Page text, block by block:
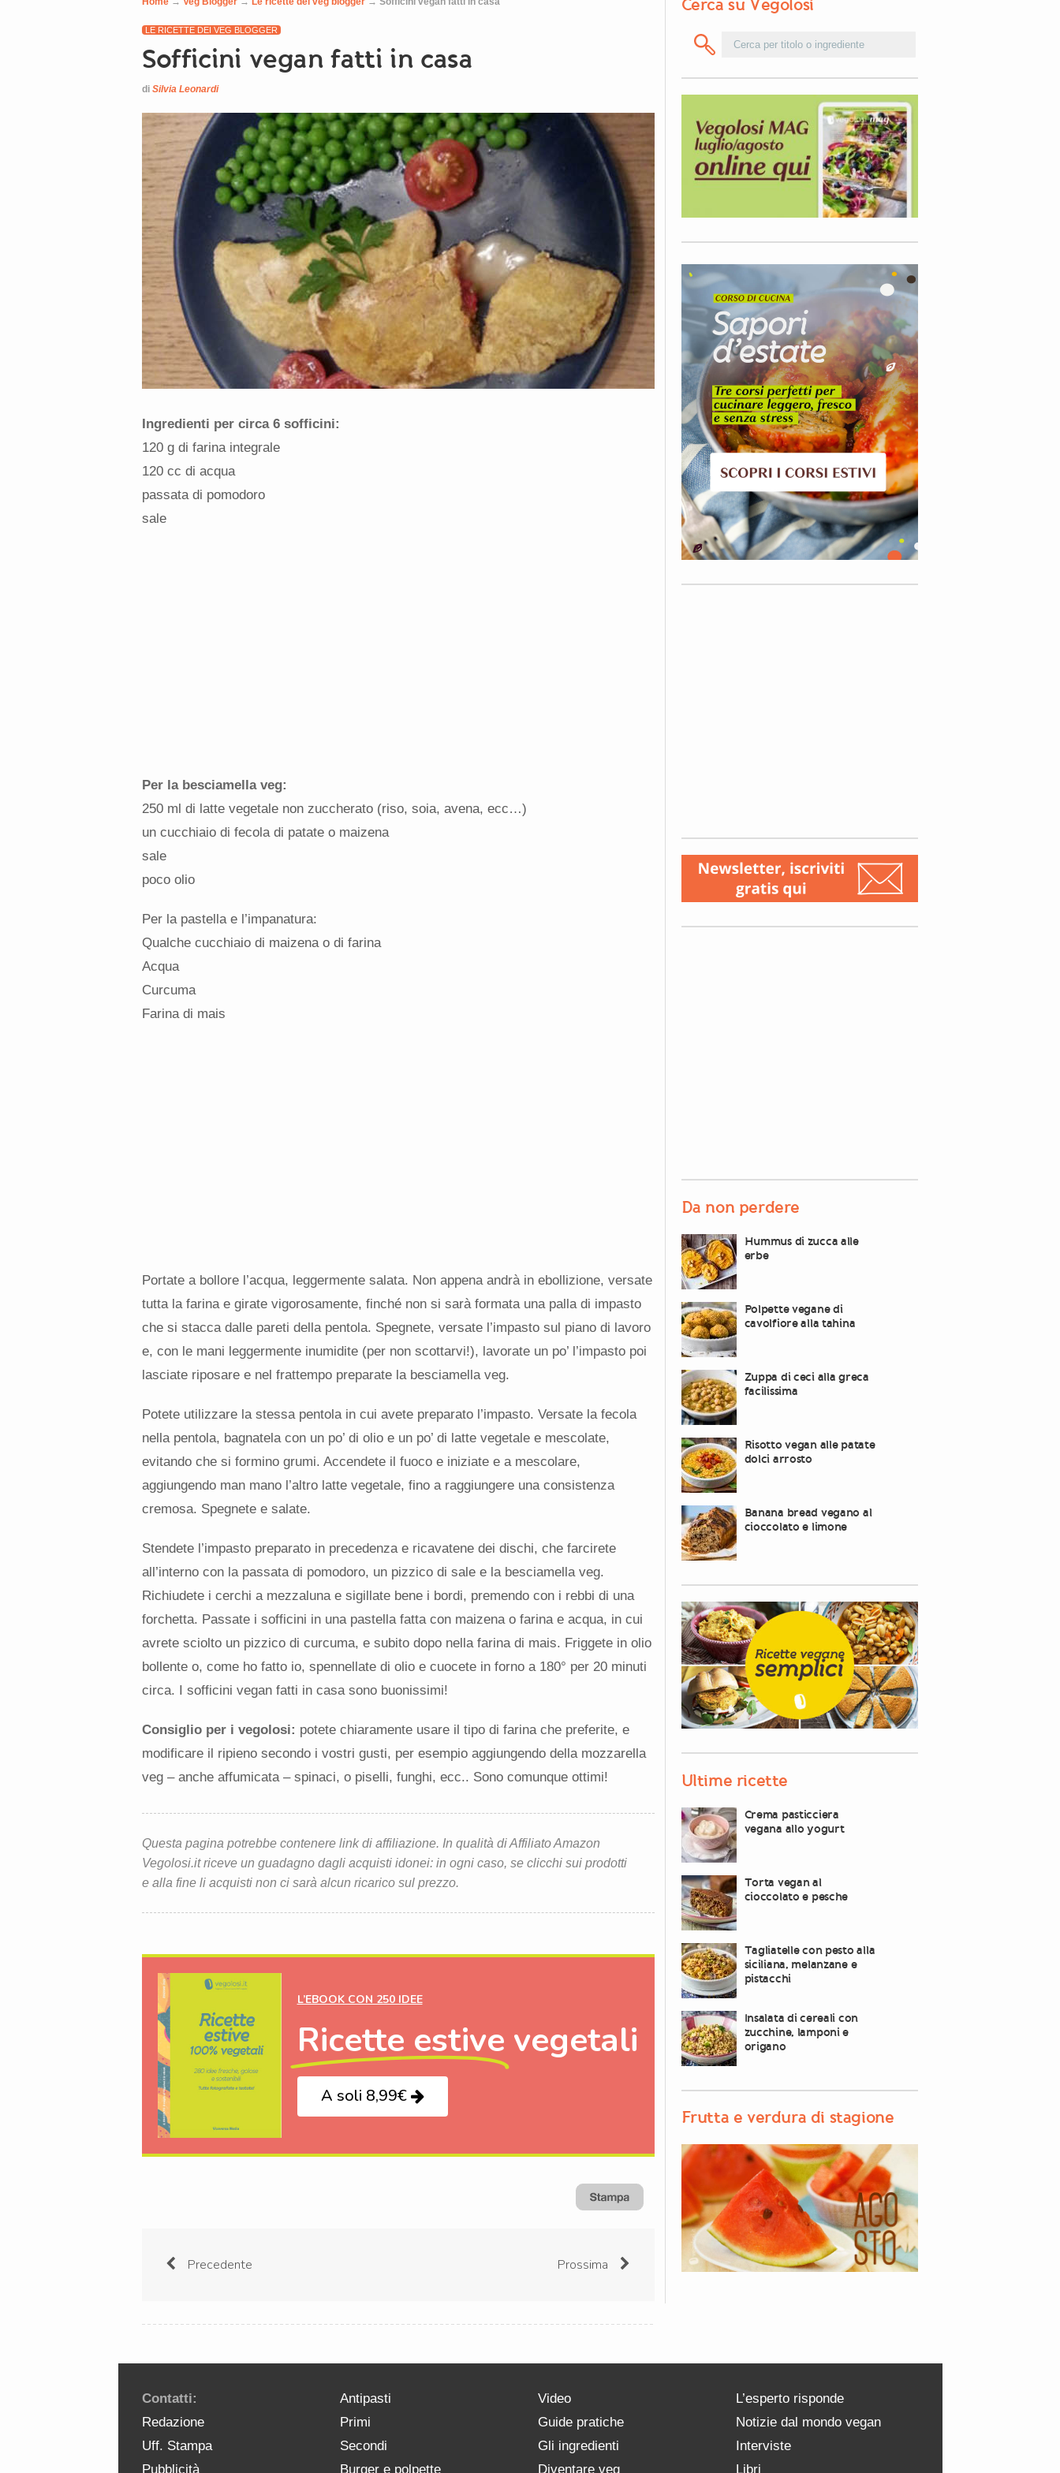
LE RICETTE DEI VEG BLOGGER
Sofficini vegan fatti in casa
di Silvia Leonardi
Ingredienti per circa 6 sofficini:
120 g di farina integrale
120 cc di acqua
passata di pomodoro
sale
Per la besciamella veg:
250 ml di latte vegetale non zuccherato (riso, soia, avena, ecc…)
un cucchiaio di fecola di patate o maizena
sale
poco olio
Per la pastella e l’impanatura:
Qualche cucchiaio di maizena o di farina
Acqua
Curcuma
Farina di mais
Portate a bollore l’acqua, leggermente salata. Non appena andrà in ebollizione, versate
tutta la farina e girate vigorosamente, finché non si sarà formata una palla di impasto
che si stacca dalle pareti della pentola. Spegnete, versate l’impasto sul piano di lavoro
e, con le mani leggermente inumidite (per non scottarvi!), lavorate un po’ l’impasto poi
lasciate riposare e nel frattempo preparate la besciamella veg.
Potete utilizzare la stessa pentola in cui avete preparato l’impasto. Versate la fecola
nella pentola, bagnatela con un po’ di olio e un po’ di latte vegetale e mescolate,
evitando che si formino grumi. Accendete il fuoco e iniziate e a mescolare,
aggiungendo man mano l’altro latte vegetale, fino a raggiungere una consistenza
cremosa. Spegnete e salate.
Stendete l’impasto preparato in precedenza e ricavatene dei dischi, che farcirete
all’interno con la passata di pomodoro, un pizzico di sale e la besciamella veg.
Richiudete i cerchi a mezzaluna e sigillate bene i bordi, premendo con i rebbi di una
forchetta. Passate i sofficini in una pastella fatta con maizena o farina e acqua, in cui
avrete sciolto un pizzico di curcuma, e subito dopo nella farina di mais. Friggete in olio
bollente o, come ho fatto io, spennellate di olio e cuocete in forno a 180° per 20 minuti
circa. I sofficini vegan fatti in casa sono buonissimi!
Consiglio per i vegolosi: potete chiaramente usare il tipo di farina che preferite, e
modificare il ripieno secondo i vostri gusti, per esempio aggiungendo della mozzarella
veg – anche affumicata – spinaci, o piselli, funghi, ecc.. Sono comunque ottimi!
Questa pagina potrebbe contenere link di affiliazione. In qualità di Affiliato Amazon
Vegolosi.it riceve un guadagno dagli acquisti idonei: in ogni caso, se clicchi sui prodotti
e alla fine li acquisti non ci sarà alcun ricarico sul prezzo.
L’EBOOK CON 250 IDEE
Ricette estive vegetali
A soli 8,99€
Precedente Prossima
Cerca su Vegolosi
Da non perdere
Hummus di zucca alle
erbe
Polpette vegane di
cavolfiore alla tahina
Zuppa di ceci alla greca
facilissima
Risotto vegan alle patate
dolci arrosto
Banana bread vegano al
cioccolato e limone
Ultime ricette
Crema pasticciera
vegana allo yogurt
Torta vegan al
cioccolato e pesche
Tagliatelle con pesto alla
siciliana, melanzane e
pistacchi
Insalata di cereali con
zucchine, lamponi e
origano
Frutta e verdura di stagione
Contatti:
Redazione
Uff. Stampa
Pubblicità
Antipasti
Primi
Secondi
Burger e polpette
Video
Guide pratiche
Gli ingredienti
Diventare veg
L’esperto risponde
Notizie dal mondo vegan
Interviste
Libri